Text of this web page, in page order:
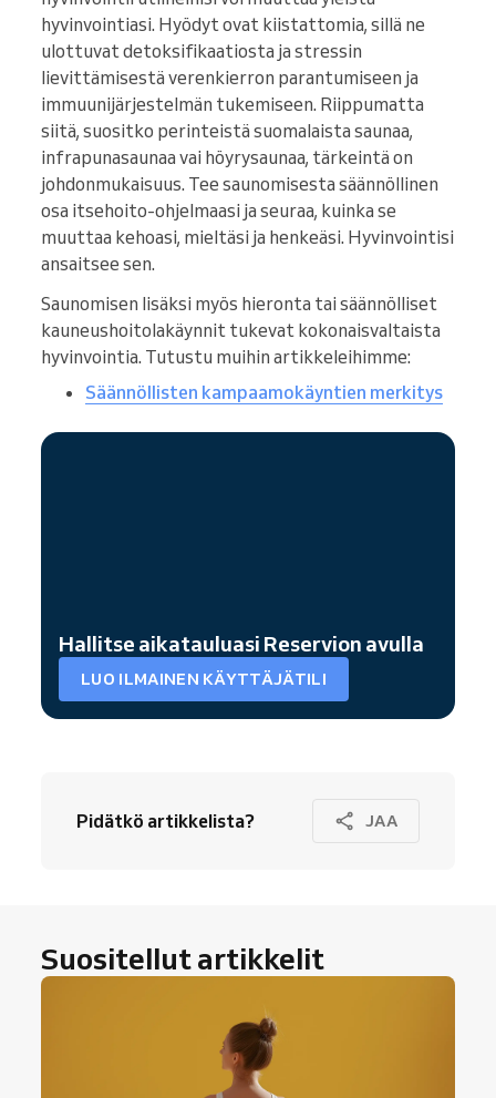
hyvinvointiasi. Hyödyt ovat kiistattomia, sillä ne
ulottuvat detoksifikaatiosta ja stressin
lievittämisestä verenkierron parantumiseen ja
immuunijärjestelmän tukemiseen. Riippumatta
siitä, suositko perinteistä suomalaista saunaa,
infrapunasaunaa vai höyrysaunaa, tärkeintä on
johdonmukaisuus. Tee saunomisesta säännöllinen
osa itsehoito-ohjelmaasi ja seuraa, kuinka se
muuttaa kehoasi, mieltäsi ja henkeäsi. Hyvinvointisi
ansaitsee sen.
Saunomisen lisäksi myös hieronta tai säännölliset
kauneushoitolakäynnit tukevat kokonaisvaltaista
hyvinvointia. Tutustu muihin artikkeleihimme:
Säännöllisten kampaamokäyntien merkitys
Hallitse aikatauluasi Reservion avulla
LUO ILMAINEN KÄYTTÄJÄTILI
Pidätkö artikkelista? JAA
Suositellut artikkelit